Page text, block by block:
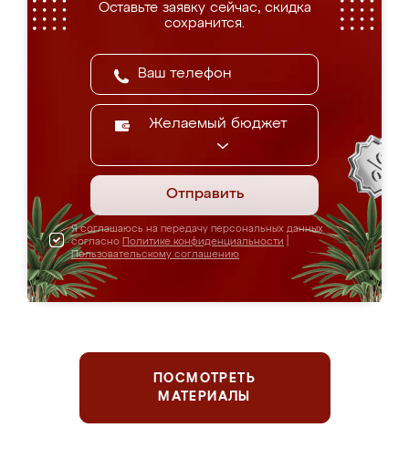
Оставьте заявку сейчас, скидка
сохранится.
Желаемый бюджет
Отправить
Я соглашаюсь на передачу персональных данных
согласно Политике конфиденциальности
Пользовательскому соглашению
ПОСМОТРЕТЬ
МАТЕРИАЛЫ